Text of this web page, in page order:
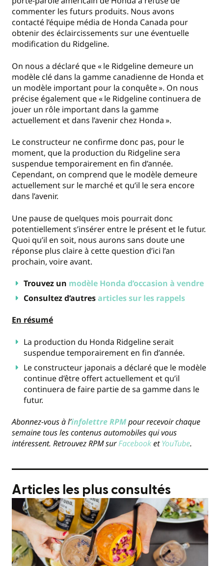
commenter les futurs produits. Nous avons
contacté l’équipe média de Honda Canada pour
obtenir des éclaircissements sur une éventuelle
modification du Ridgeline.
On nous a déclaré que « le Ridgeline demeure un
modèle clé dans la gamme canadienne de Honda et
un modèle important pour la conquête ». On nous
précise également que « le Ridgeline continuera de
jouer un rôle important dans la gamme
actuellement et dans l’avenir chez Honda ».
Le constructeur ne confirme donc pas, pour le
moment, que la production du Ridgeline sera
suspendue temporairement en fin d’année.
Cependant, on comprend que le modèle demeure
actuellement sur le marché et qu’il le sera encore
dans l’avenir.
Une pause de quelques mois pourrait donc
potentiellement s’insérer entre le présent et le futur.
Quoi qu’il en soit, nous aurons sans doute une
réponse plus claire à cette question d’ici l’an
prochain, voire avant.
Trouvez un modèle Honda d’occasion à vendre
Consultez d’autresarticles sur les rappels
En résumé
La production du Honda Ridgeline serait
suspendue temporairement en fin d’année.
Le constructeur japonais a déclaré que le modèle
continue d’être offert actuellement et qu’il
continuera de faire partie de sa gamme dans le
futur.
Abonnez-vous à l’infolettre RPMpour recevoir chaque
semaine tous les contenus automobiles qui vous
intéressent. Retrouvez RPM surFacebooketYouTube.
Articles les plus consultés